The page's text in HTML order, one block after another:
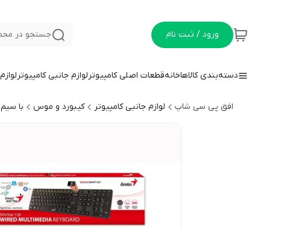
ورود / ثبت نام جستجو در
دسته‌بندی کالاهاخانهقطعات اصلی کامپیوترلوازم جانبی کامپیوتر
افق پی سی شاپ لوازم جانبی کامپیوتر کیبورد و موس با سیم